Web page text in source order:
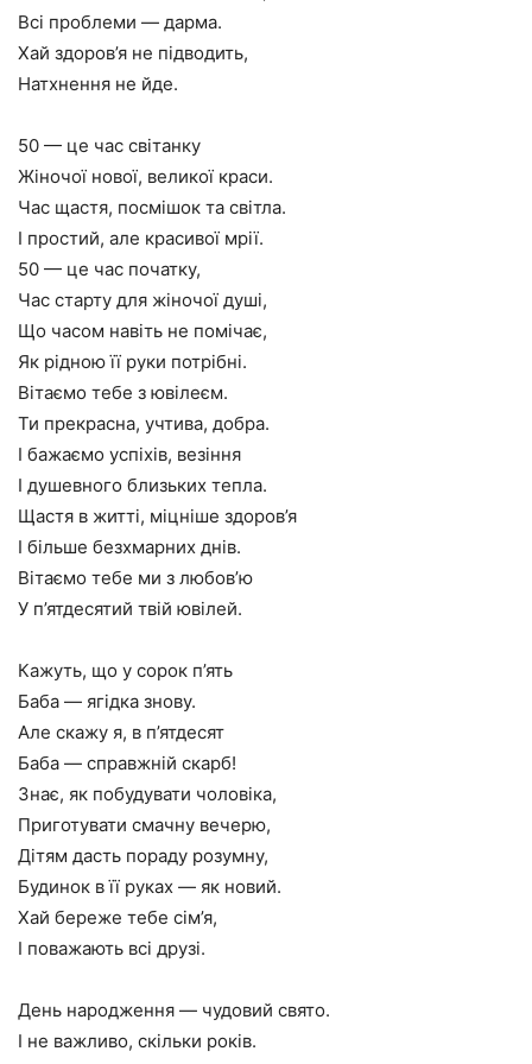
Всі проблеми — дарма.
Хай здоров’я не підводить,
Натхнення не йде.
50 — це час світанку
Жіночої нової, великої краси.
Час щастя, посмішок та світла.
І простий, але красивої мрії.
50 — це час початку,
Час старту для жіночої душі,
Що часом навіть не помічає,
Як рідною її руки потрібні.
Вітаємо тебе з ювілеєм.
Ти прекрасна, учтива, добра.
І бажаємо успіхів, везіння
І душевного близьких тепла.
Щастя в житті, міцніше здоров’я
І більше безхмарних днів.
Вітаємо тебе ми з любов’ю
У п’ятдесятий твій ювілей.
Кажуть, що у сорок п’ять
Баба — ягідка знову.
Але скажу я, в п’ятдесят
Баба — справжній скарб!
Знає, як побудувати чоловіка,
Приготувати смачну вечерю,
Дітям дасть пораду розумну,
Будинок в її руках — як новий.
Хай береже тебе сім’я,
І поважають всі друзі.
День народження — чудовий свято.
І не важливо, скільки років.